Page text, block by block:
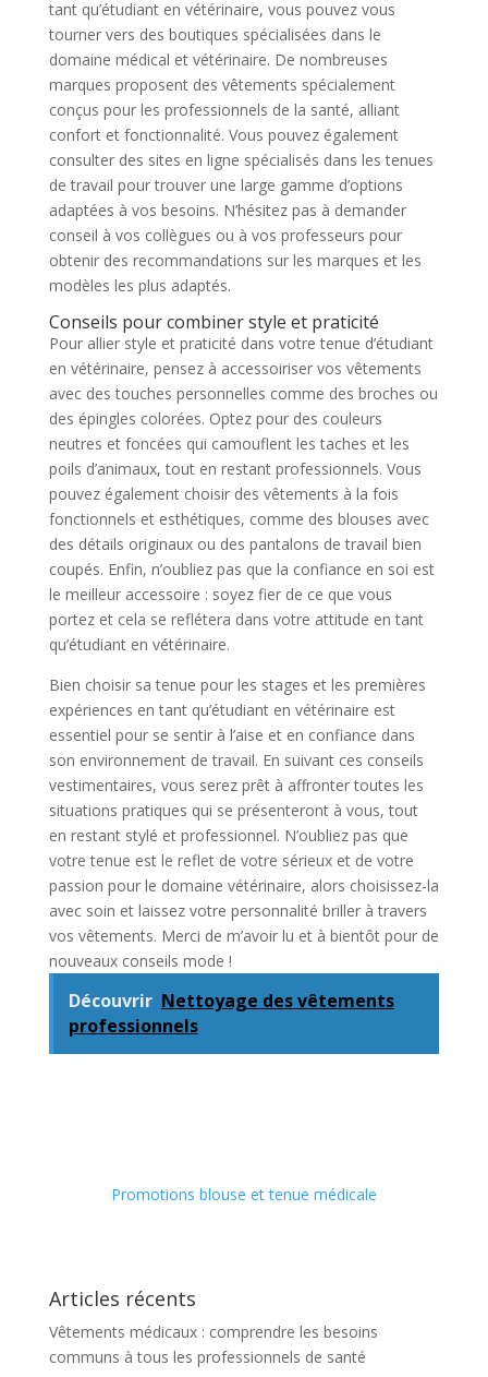
tant qu’étudiant en vétérinaire, vous pouvez vous
tourner vers des boutiques spécialisées dans le
domaine médical et vétérinaire. De nombreuses
marques proposent des vêtements spécialement
conçus pour les professionnels de la santé, alliant
confort et fonctionnalité. Vous pouvez également
consulter des sites en ligne spécialisés dans les tenues
de travail pour trouver une large gamme d’options
adaptées à vos besoins. N’hésitez pas à demander
conseil à vos collègues ou à vos professeurs pour
obtenir des recommandations sur les marques et les
modèles les plus adaptés.
Conseils pour combiner style et praticité
Pour allier style et praticité dans votre tenue d’étudiant
en vétérinaire, pensez à accessoiriser vos vêtements
avec des touches personnelles comme des broches ou
des épingles colorées. Optez pour des couleurs
neutres et foncées qui camouflent les taches et les
poils d’animaux, tout en restant professionnels. Vous
pouvez également choisir des vêtements à la fois
fonctionnels et esthétiques, comme des blouses avec
des détails originaux ou des pantalons de travail bien
coupés. Enfin, n’oubliez pas que la confiance en soi est
le meilleur accessoire : soyez fier de ce que vous
portez et cela se reflétera dans votre attitude en tant
qu’étudiant en vétérinaire.
Bien choisir sa tenue pour les stages et les premières
expériences en tant qu’étudiant en vétérinaire est
essentiel pour se sentir à l’aise et en confiance dans
son environnement de travail. En suivant ces conseils
vestimentaires, vous serez prêt à affronter toutes les
situations pratiques qui se présenteront à vous, tout
en restant stylé et professionnel. N’oubliez pas que
votre tenue est le reflet de votre sérieux et de votre
passion pour le domaine vétérinaire, alors choisissez-la
avec soin et laissez votre personnalité briller à travers
vos vêtements. Merci de m’avoir lu et à bientôt pour de
nouveaux conseils mode !
Découvrir Nettoyage des vêtements
professionnels
Promotions blouse et tenue médicale
Articles récents
Vêtements médicaux : comprendre les besoins
communs à tous les professionnels de santé